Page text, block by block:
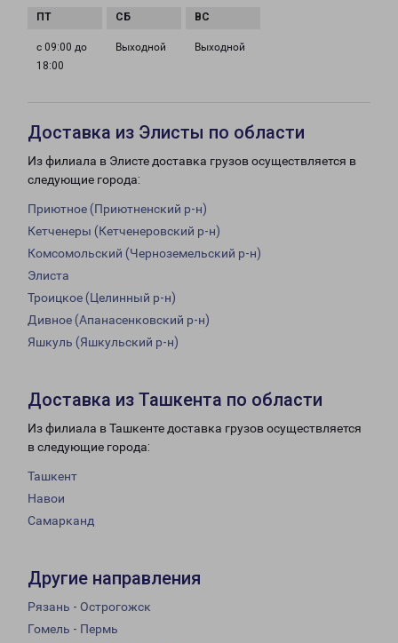
с 09:00 до
18:00
Выходной Выходной
Доставка из Элисты по области
Из филиала в Элисте доставка грузов осуществляется в
следующие города:
Приютное (Приютненский р-н)
Кетченеры (Кетченеровский р-н)
Комсомольский (Черноземельский р-н)
Элиста
Троицкое (Целинный р-н)
Дивное (Апанасенковский р-н)
Яшкуль (Яшкульский р-н)
Доставка из Ташкента по области
Из филиала в Ташкенте доставка грузов осуществляется
в следующие города:
Ташкент
Навои
Самарканд
Другие направления
Рязань - Острогожск
Гомель - Пермь